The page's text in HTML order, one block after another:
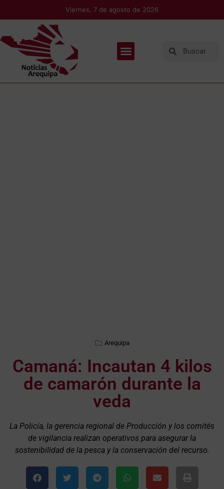
Viernes, 7 de agosto de 2026
Arequipa
Camaná: Incautan 4 kilos
de camarón durante la
veda
La Policía, la gerencia regional de Producción y los comités
de vigilancia realizan operativos para asegurar la
sostenibilidad de la pesca y la conservación del recurso.